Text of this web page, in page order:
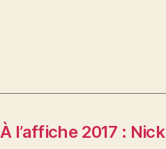
À l’affiche 2017 : Nick